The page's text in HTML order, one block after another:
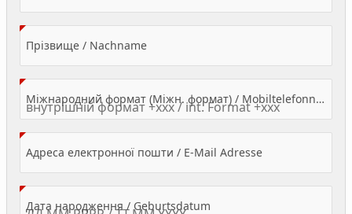
Прізвище / Nachname(Value Required)
Міжнародний формат (Міжн. формат) / Mobiltelefonnummer
Адреса електронної пошти / E-Mail Adresse(Value Required)
Дата народження / Geburtsdatum